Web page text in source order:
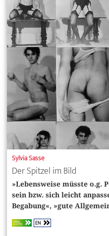
Sylvia Sasse
Der Spitzel im Bild
»Lebensweise müsste o.g.
sein bzw. sich leicht
Begabung«, »gute
OPEN
ACCESS EN